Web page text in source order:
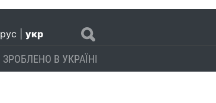
рус укр
ЗРОБЛЕНО В УКРАЇНІ